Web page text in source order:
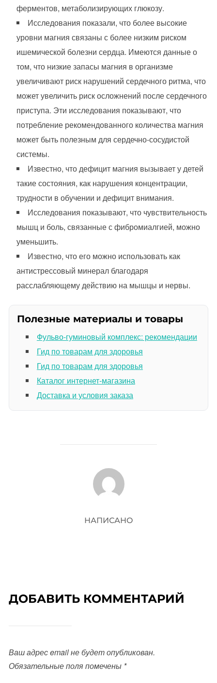
ферментов, метаболизирующих глюкозу.
Исследования показали, что более высокие
уровни магния связаны с более низким риском
ишемической болезни сердца. Имеются данные о
том, что низкие запасы магния в организме
увеличивают риск нарушений сердечного ритма, что
может увеличить риск осложнений после сердечного
приступа. Эти исследования показывают, что
потребление рекомендованного количества магния
может быть полезным для сердечно-сосудистой
системы.
Известно, что дефицит магния вызывает у детей
такие состояния, как нарушения концентрации,
трудности в обучении и дефицит внимания.
Исследования показывают, что чувствительность
мышц и боль, связанные с фибромиалгией, можно
уменьшить.
Известно, что его можно использовать как
антистрессовый минерал благодаря
расслабляющему действию на мышцы и нервы.
Полезные материалы и товары
Фульво-гуминовый комплекс: рекомендации
Гид по товарам для здоровья
Гид по товарам для здоровья
Каталог интернет-магазина
Доставка и условия заказа
АВТОР ЗАПИСИ
НАПИСАНО
ДОБАВИТЬ КОММЕНТАРИЙ
Ваш адрес email не будет опубликован.
Обязательные поля помечены *